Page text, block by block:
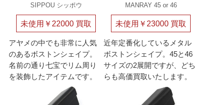
SIPPOU シッポウ
未使用￥22000 買取
アヤメの中でも非常に人気
のあるボストンシェイプ。
名前の通り七宝でリム周り
を装飾したアイテムです。
MANRAY 45 or 46
未使用￥23000 買取
近年定番化しているメタル
ボストンシェイプ。45と46
サイズの2展開ですが、どち
らも高価買取いたします。